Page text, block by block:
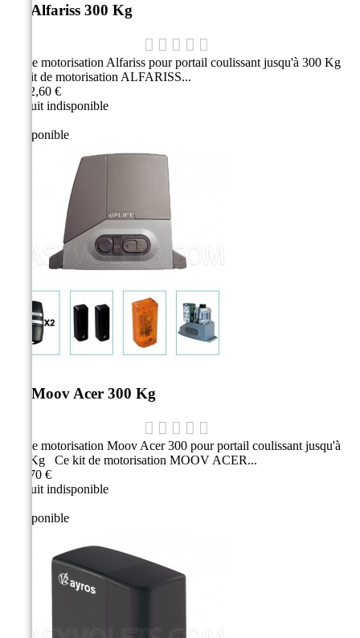
Kit Alfariss 300 Kg
Kit de motorisation Alfariss pour portail coulissant jusqu'à 300 Kg
Ce kit de motorisation ALFARISS...
1 092,60 €
Produit indisponible
Indisponible
Kit Moov Acer 300 Kg
Kit de motorisation Moov Acer 300 pour portail coulissant jusqu'à
300 Kg Ce kit de motorisation MOOV ACER...
409,70 €
Produit indisponible
Indisponible